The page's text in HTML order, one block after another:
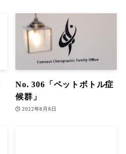
No. 306「ペットボトル症
候群」
2022年8月8日